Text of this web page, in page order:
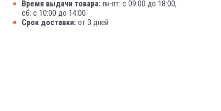
Время выдачи товара: пн-пт: с 09:00 до 18:00,
сб: с 10:00 до 14:00
Срок доставки: от 3 дней